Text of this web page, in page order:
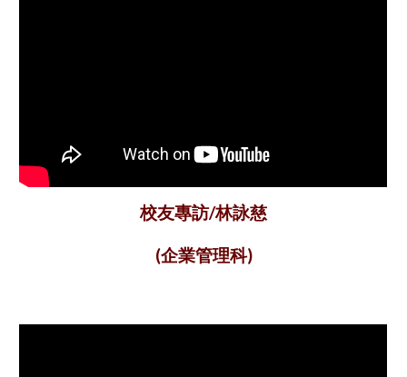
校友專訪/林詠慈
(企業管理科)